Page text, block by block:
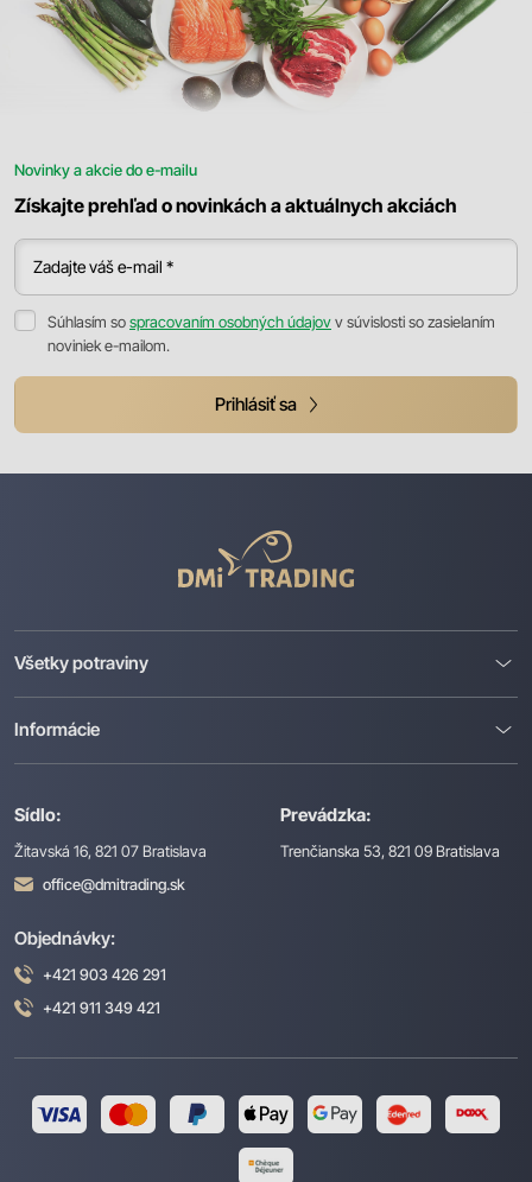
Novinky a akcie do e-mailu
Získajte prehľad o novinkách a aktuálnych akciách
Zadajte váš e-mail *
Súhlasím sospracovaním osobných údajovv súvislosti so zasielaním
noviniek e-mailom.
Prihlásiť sa
Trading
Sídlo:
Žitavská 16, 821 07 Bratislava
office@dmitrading.sk
Prevádzka:
Trenčianska 53, 821 09 Bratislava
Všetky potraviny
Informácie
Objednávky:
+421 903 426 291
+421 911 349 421